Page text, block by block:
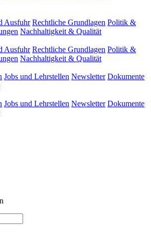
Ausfuhr Rechtliche Grundlagen Politik &
Nachhaltigkeit & Qualität
Ausfuhr Rechtliche Grundlagen Politik &
Nachhaltigkeit & Qualität
Jobs und Lehrstellen Newsletter Dokumente
Jobs und Lehrstellen Newsletter Dokumente